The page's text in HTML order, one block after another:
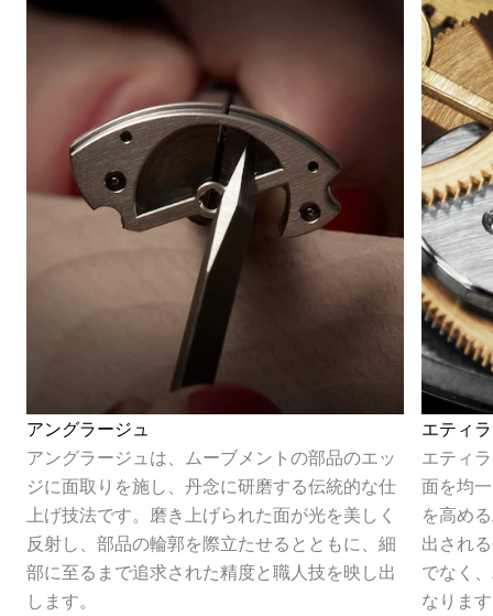
アングラージュ
アングラージュは、ムーブメントの部品のエッ
ジに面取りを施し、丹念に研磨する伝統的な仕
上げ技法です。磨き上げられた面が光を美しく
反射し、部品の輪郭を際立たせるとともに、細
部に至るまで追求された精度と職人技を映し出
します。
エティ
エティ
面を均
を高め
出され
でなく
なりま